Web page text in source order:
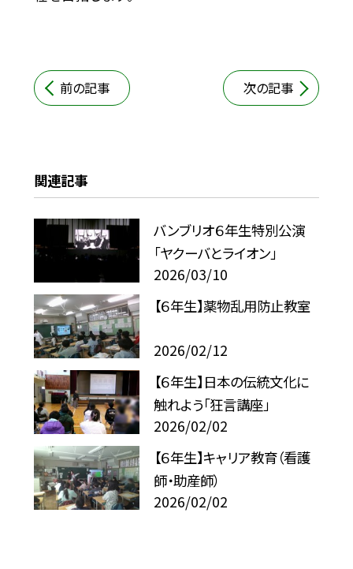
前の記事 次の記事
関連記事
バンブリオ６年生特別公演
「ヤクーバとライオン」
2026/03/10
【６年生】薬物乱用防止教室
2026/02/12
【６年生】日本の伝統文化に
触れよう「狂言講座」
2026/02/02
【６年生】キャリア教育（看護
師・助産師）
2026/02/02